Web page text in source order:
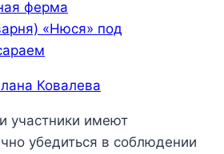
Ковалева
участники имеют
убедиться в соблюдении